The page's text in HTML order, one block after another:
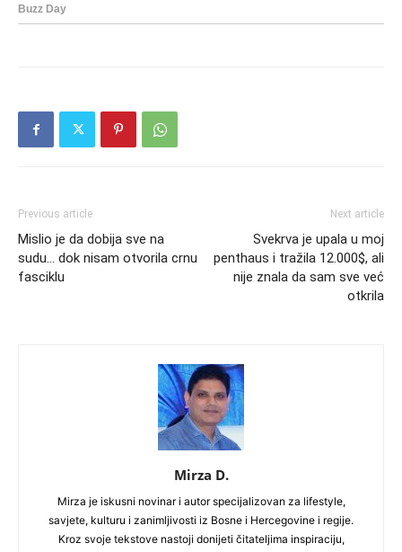
Previous article
Mislio je da dobija sve na
sudu… dok nisam otvorila crnu
fasciklu
Next article
Svekrva je upala u moj
penthaus i tražila 12.000$, ali
nije znala da sam sve već
otkrila
Mirza D.
Mirza je iskusni novinar i autor specijalizovan za lifestyle,
savjete, kulturu i zanimljivosti iz Bosne i Hercegovine i regije.
Kroz svoje tekstove nastoji donijeti čitateljima inspiraciju,